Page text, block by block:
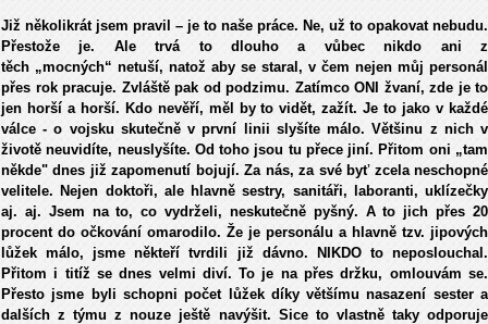
Již několikrát jsem pravil – je to naše práce. Ne, už to opakovat nebudu.
Přestože je. Ale trvá to dlouho a vůbec nikdo ani z
těch „mocných“ netuší, natož aby se staral, v čem nejen můj personál
přes rok pracuje. Zvláště pak od podzimu. Zatímco ONI žvaní, zde je to
jen horší a horší. Kdo nevěří, měl by to vidět, zažít. Je to jako v každé
válce - o vojsku skutečně v první linii slyšíte málo. Většinu z nich v
životě neuvidíte, neuslyšíte. Od toho jsou tu přece jiní. Přitom oni „tam
někde" dnes již zapomenutí bojují. Za nás, za své byť zcela neschopné
velitele. Nejen doktoři, ale hlavně sestry, sanitáři, laboranti, uklízečky
aj. aj. Jsem na to, co vydrželi, neskutečně pyšný. A to jich přes 20
procent do očkování omarodilo. Že je personálu a hlavně tzv. jipových
lůžek málo, jsme někteří tvrdili již dávno. NIKDO to neposlouchal.
Přitom i titíž se dnes velmi diví. To je na přes držku, omlouvám se.
Přesto jsme byli schopni počet lůžek díky většímu nasazení sester a
dalších z týmu z nouze ještě navýšit. Sice to vlastně taky odporuje